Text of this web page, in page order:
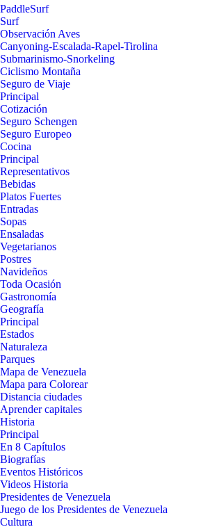
PaddleSurf
Surf
Observación Aves
Canyoning-Escalada-Rapel-Tirolina
Submarinismo-Snorkeling
Ciclismo Montaña
Seguro de Viaje
Principal
Cotización
Seguro Schengen
Seguro Europeo
Cocina
Principal
Representativos
Bebidas
Platos Fuertes
Entradas
Sopas
Ensaladas
Vegetarianos
Postres
Navideños
Toda Ocasión
Gastronomía
Geografía
Principal
Estados
Naturaleza
Parques
Mapa de Venezuela
Mapa para Colorear
Distancia ciudades
Aprender capitales
Historia
Principal
En 8 Capítulos
Biografías
Eventos Históricos
Videos Historia
Presidentes de Venezuela
Juego de los Presidentes de Venezuela
Cultura